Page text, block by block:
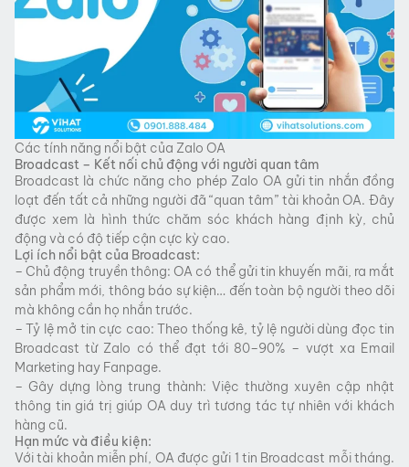
Các tính năng nổi bật của Zalo OA
Broadcast – Kết nối chủ động với người quan tâm
Broadcast là chức năng cho phép Zalo OA gửi tin nhắn đồng
loạt đến tất cả những người đã “quan tâm” tài khoản OA. Đây
được xem là hình thức chăm sóc khách hàng định kỳ, chủ
động và có độ tiếp cận cực kỳ cao.
Lợi ích nổi bật của Broadcast:
– Chủ động truyền thông: OA có thể gửi tin khuyến mãi, ra mắt
sản phẩm mới, thông báo sự kiện… đến toàn bộ người theo dõi
mà không cần họ nhắn trước.
– Tỷ lệ mở tin cực cao: Theo thống kê, tỷ lệ người dùng đọc tin
Broadcast từ Zalo có thể đạt tới 80–90% – vượt xa Email
Marketing hay Fanpage.
– Gây dựng lòng trung thành: Việc thường xuyên cập nhật
thông tin giá trị giúp OA duy trì tương tác tự nhiên với khách
hàng cũ.
Hạn mức và điều kiện:
Với tài khoản miễn phí, OA được gửi 1 tin Broadcast mỗi tháng.